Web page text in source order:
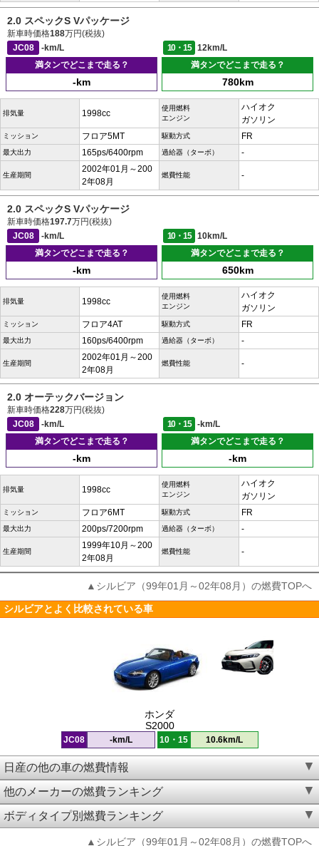
2.0 スペックS Vパッケージ
新車時価格188万円(税抜)
JC08
-km/L 10・15
12km/L
満タンでどこまで走る？
-km
満タンでどこまで走る？
780km
排気量 1998cc
使用燃料
エンジン
ハイオク
ガソリン
ミッション フロア5MT 駆動方式 FR
最大出力 165ps/6400rpm 過給器（ターボ） -
生産期間
2002年01月～200
2年08月
燃費性能 -
2.0 スペックS Vパッケージ
新車時価格197.7万円(税抜)
JC08
-km/L 10・15
10km/L
満タンでどこまで走る？
-km
満タンでどこまで走る？
650km
排気量 1998cc
使用燃料
エンジン
ハイオク
ガソリン
ミッション フロア4AT 駆動方式 FR
最大出力 160ps/6400rpm 過給器（ターボ） -
生産期間
2002年01月～200
2年08月
燃費性能 -
2.0 オーテックバージョン
新車時価格228万円(税抜)
JC08
-km/L 10・15
-km/L
満タンでどこまで走る？
-km
満タンでどこまで走る？
-km
排気量 1998cc
使用燃料
エンジン
ハイオク
ガソリン
ミッション フロア6MT 駆動方式 FR
最大出力 200ps/7200rpm 過給器（ターボ） -
生産期間
1999年10月～200
2年08月
燃費性能 -
▲シルビア（99年01月～02年08月）の燃費TOPへ
シルビアとよく比較されている車
ホンダ
S2000
JC08 -km/L 10・15 10.6km/L
日産の他の車の燃費情報
他のメーカーの燃費ランキング
ボディタイプ別燃費ランキング
▲シルビア（99年01月～02年08月）の燃費TOPへ